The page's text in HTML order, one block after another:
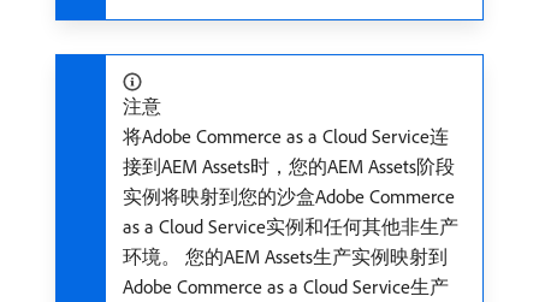
注意
将Adobe Commerce as a Cloud Service连
接到AEM Assets时，您的AEM Assets阶段
实例将映射到您的沙盒Adobe Commerce
as a Cloud Service实例和任何其他非生产
环境。 您的AEM Assets生产实例映射到
Adobe Commerce as a Cloud Service生产